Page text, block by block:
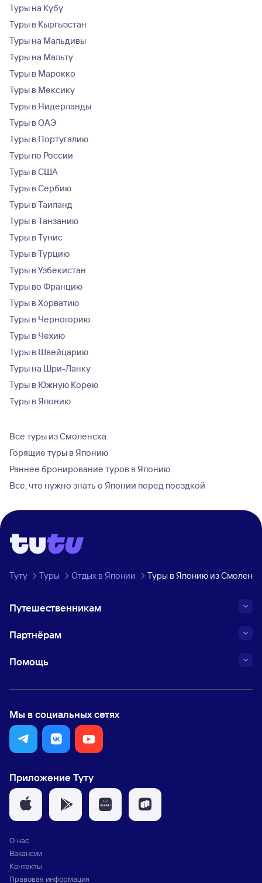
Туры на Кубу
Туры в Кыргызстан
Туры на Мальдивы
Туры на Мальту
Туры в Марокко
Туры в Мексику
Туры в Нидерланды
Туры в ОАЭ
Туры в Португалию
Туры по России
Туры в США
Туры в Сербию
Туры в Таиланд
Туры в Танзанию
Туры в Тунис
Туры в Турцию
Туры в Узбекистан
Туры во Францию
Туры в Хорватию
Туры в Черногорию
Туры в Чехию
Туры в Швейцарию
Туры на Шри-Ланку
Туры в Южную Корею
Туры в Японию
Все туры из Смоленска
Горящие туры в Японию
Раннее бронирование туров в Японию
Все, что нужно знать о Японии перед поездкой
Туту Туры Отдых в Японии Туры в Японию из
Путешественникам
Партнёрам
Помощь
Мы в социальных сетях
Приложение Туту
О нас
Вакансии
Контакты
Правовая информация